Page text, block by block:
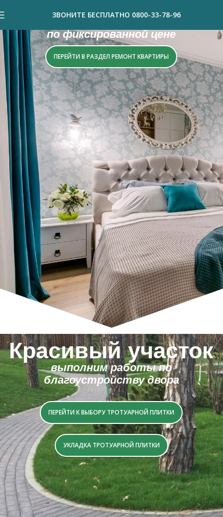
ЗВОНИТЕ БЕСПЛАТНО 0800-33-78-96
Красивый ремонт
по фиксированной цене
ПЕРЕЙТИ В РАЗДЕЛ РЕМОНТ КВАРТИРЫ
Красивый участок
выполним работы по
благоустройству двора
ПЕРЕЙТИ К ВЫБОРУ ТРОТУАРНОЙ ПЛИТКИ
УКЛАДКА ТРОТУАРНОЙ ПЛИТКИ